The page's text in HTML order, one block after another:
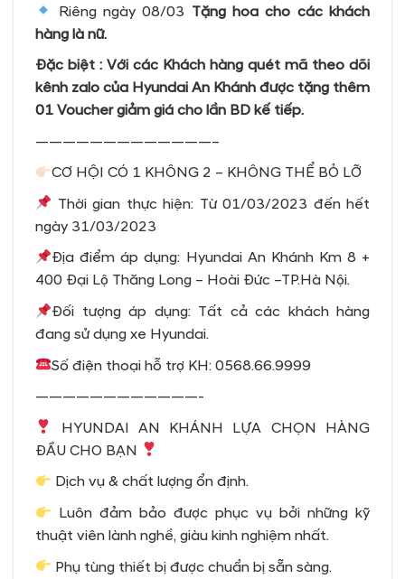
Riêng ngày 08/03 Tặng hoa cho các khách
hàng là nữ.
Đặc biệt : Với các Khách hàng quét mã theo dõi
kênh zalo của Hyundai An Khánh được tặng thêm
01 Voucher giảm giá cho lần BD kế tiếp.
—————————————–
CƠ HỘI CÓ 1 KHÔNG 2 – KHÔNG THỂ BỎ LỠ
Thời gian thực hiện: Từ 01/03/2023 đến hết
ngày 31/03/2023
Địa điểm áp dụng: Hyundai An Khánh Km 8 +
400 Đại Lộ Thăng Long – Hoài Đức –TP.Hà Nội.
Đối tượng áp dụng: Tất cả các khách hàng
đang sử dụng xe Hyundai.
Số điện thoại hỗ trợ KH: 0568.66.9999
————————————-
HYUNDAI AN KHÁNH LỰA CHỌN HÀNG
ĐẦU CHO BẠN
Dịch vụ & chất lượng ổn định.
Luôn đảm bảo được phục vụ bởi những kỹ
thuật viên lành nghề, giàu kinh nghiệm nhất.
Phụ tùng thiết bị được chuẩn bị sẵn sàng.